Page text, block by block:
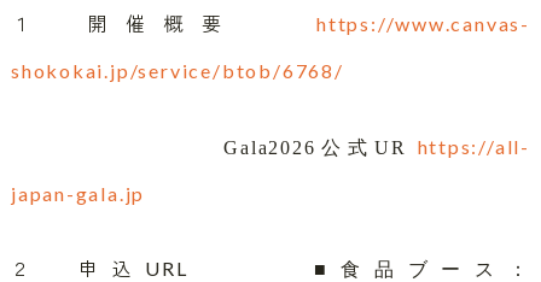
１ 開催概要 https://www.canvas-
shokokai.jp/service/btob/6768/
Gala2026 公式 UR https://all-
japan-gala.jp
２ 申込URL ■食品ブース：